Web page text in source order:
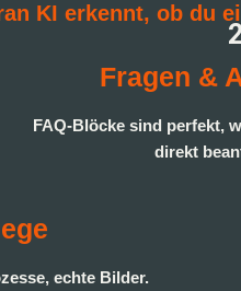
KI erkennt, ob du
Fragen &
FAQ-Blöcke sind perfekt,
direkt
echte Bilder.